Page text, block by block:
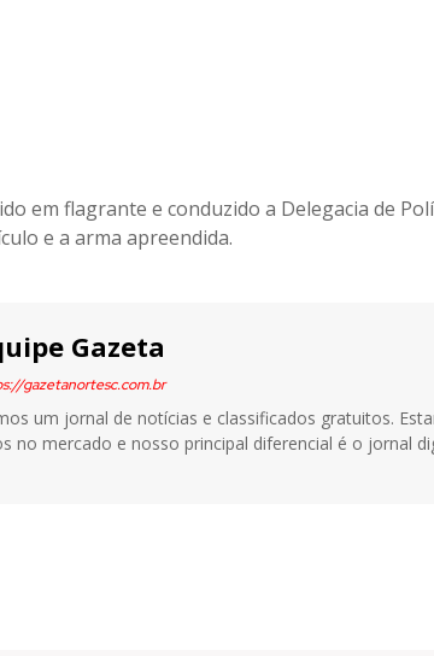
em flagrante e conduzido a Delegacia de
e a arma apreendida.
Gazeta
gazetanortesc.com.br
um jornal de notícias e classificados gratuitos.
no mercado e nosso principal diferencial é o jornal